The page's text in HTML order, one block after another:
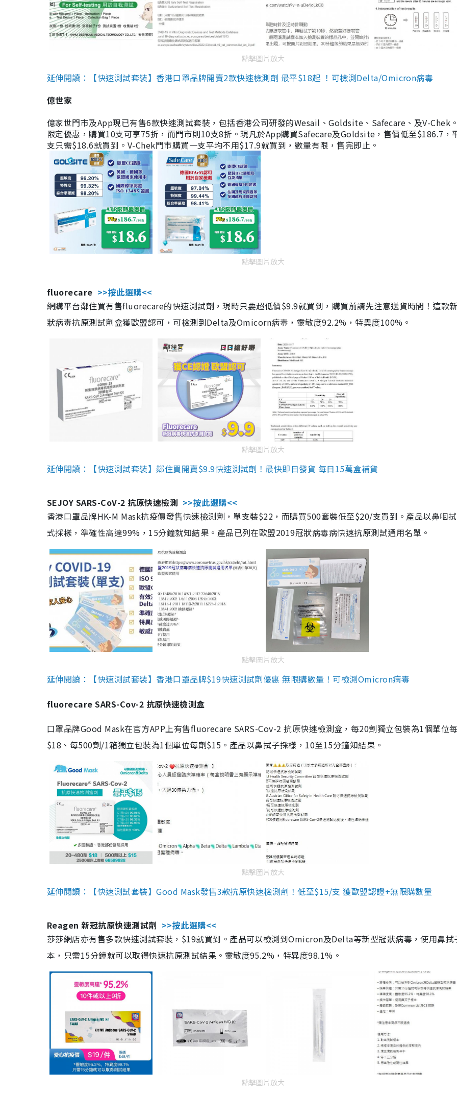
點擊圖片放大
延伸閱讀：【快速測試套裝】香港口罩品牌開賣2款快速檢測劑 最平$18起 ！可檢測Delta/Omicron病毒
億世家
億家世門市及App現已有售6款快速測試套裝，包括香港公司研發的Wesail、Goldsite、Safecare、及V-Chek
限定優惠，購買10支可享75折，而門市則10支8折。現凡於App購買Safecare及Goldsite，售價低至$186.7，
支只需$18.6就買到。V-Chek門市購買一支平均不用$17.9就買到，數量有限，售完即止。
點擊圖片放大
fluorecare >>按此選購<<
網購平台鄰住買有售fluorecare的快速測試劑，現時只要超低價$9.9就買到，購買前請先注意送貨時間！這款
狀病毒抗原測試劑盒獲歐盟認可，可檢測到Delta及Omicorn病毒，靈敏度92.2%，特異度100%。
點擊圖片放大
延伸閱讀：【快速測試套裝】鄰住買開賣$9.9快速測試劑！最快即日發貨 每日15萬盒補貨
SEJOY SARS-CoV-2 抗原快速檢測 >>按此選購<<
香港口罩品牌HK-M Mask抗疫價發售快速檢測劑，單支裝$22，而購買500套裝低至$20/支買到。產品以鼻咽
式採樣，準確性高達99%，15分鐘就知結果。產品已列在歐盟2019冠狀病毒病快速抗原測試通用名單。
點擊圖片放大
延伸閱讀：【快速測試套裝】香港口罩品牌$19快速測試劑優惠 無限購數量！可檢測Omicron病毒
fluorecare SARS-Cov-2 抗原快速檢測盒
口罩品牌Good Mask在官方APP上有售fluorecare SARS-Cov-2 抗原快速檢測盒，每20劑獨立包裝為1個單位
$18、每500劑/1箱獨立包裝為1個單位每劑$15。產品以鼻拭子採樣，10至15分鐘知結果。
點擊圖片放大
延伸閱讀：【快速測試套裝】Good Mask發售3款抗原快速檢測劑！低至$15/支 獲歐盟認證+無限購數量
Reagen 新冠抗原快速測試劑 >>按此選購<<
莎莎網店亦有售多款快速測試套裝，$19就買到。產品可以檢測到Omicron及Delta等新型冠狀病毒，使用鼻拭
本，只需15分鐘就可以取得快速抗原測試結果。靈敏度95.2%，特異度98.1%。
點擊圖片放大